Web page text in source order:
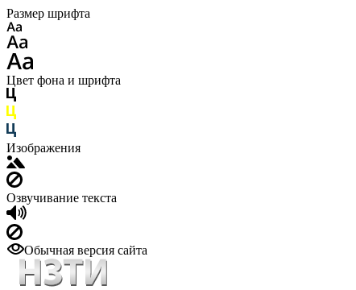
Размер шрифта
Цвет фона и шрифта
Изображения
Озвучивание текста
Обычная версия сайта